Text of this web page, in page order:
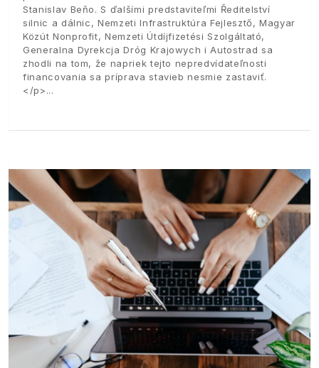
Stanislav Beňo. S ďalšími predstaviteľmi Ředitelství
silnic a dálnic, Nemzeti Infrastruktúra Fejlesztő, Magyar
Közút Nonprofit, Nemzeti Útdíjfizetési Szolgáltató,
Generalna Dyrekcja Dróg Krajowych i Autostrad sa
zhodli na tom, že napriek tejto nepredvídateľnosti
financovania sa príprava stavieb nesmie zastaviť.
</p>